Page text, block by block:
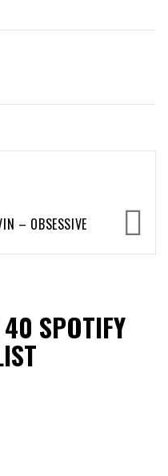
– OBSESSIVE
SPOTIFY